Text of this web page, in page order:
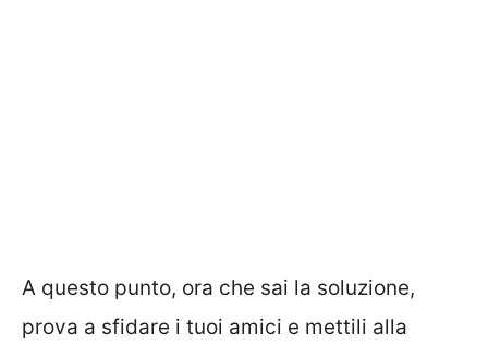
A questo punto, ora che sai la soluzione,
prova a sfidare i tuoi amici e mettili alla